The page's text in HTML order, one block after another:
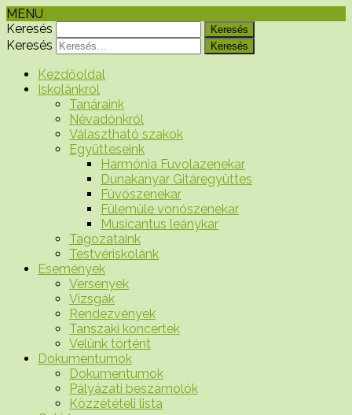
MENU
Keresés
Keresés
Kezdőoldal
Iskolánkról
Tanáraink
Névadónkról
Választható szakok
Együtteseink
Harmónia Fuvolazenekar
Dunakanyar Gitáregyüttes
Fúvószenekar
Fülemüle vonószenekar
Musicantus leánykar
Tagozataink
Testvériskolánk
Események
Versenyek
Vizsgák
Rendezvények
Tanszaki koncertek
Velünk történt
Dokumentumok
Dokumentumok
Pályázati beszámolók
Közzétételi lista